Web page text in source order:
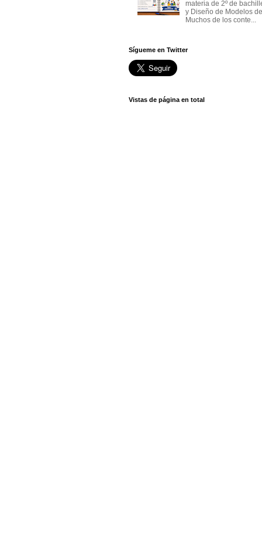
materia de 2º de
y Diseño de Modelos
Muchos de los conte...
Sígueme en Twitter
Vistas de página en total